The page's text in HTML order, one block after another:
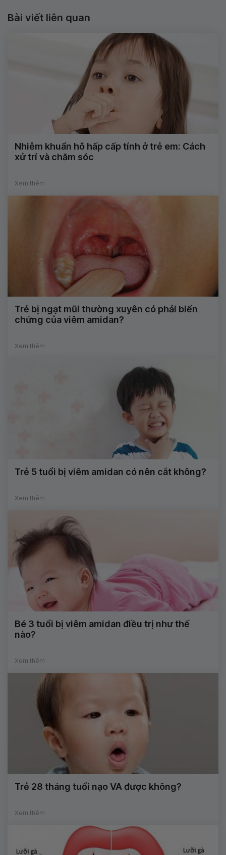
Bài viết liên quan
Nhiễm khuẩn hô hấp cấp tính ở trẻ em: Cách
xử trí và chăm sóc
Xem thêm
Trẻ bị ngạt mũi thường xuyên có phải biến
chứng của viêm amidan?
Xem thêm
Trẻ 5 tuổi bị viêm amidan có nên cắt không?
Xem thêm
Bé 3 tuổi bị viêm amidan điều trị như thế
nào?
Xem thêm
Trẻ 28 tháng tuổi nạo VA được không?
Xem thêm